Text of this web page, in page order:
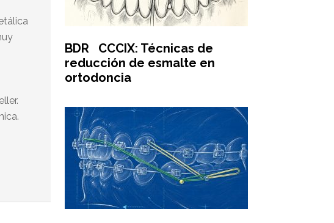
BDR CCCIX: Técnicas de
reducción de esmalte en
ortodoncia